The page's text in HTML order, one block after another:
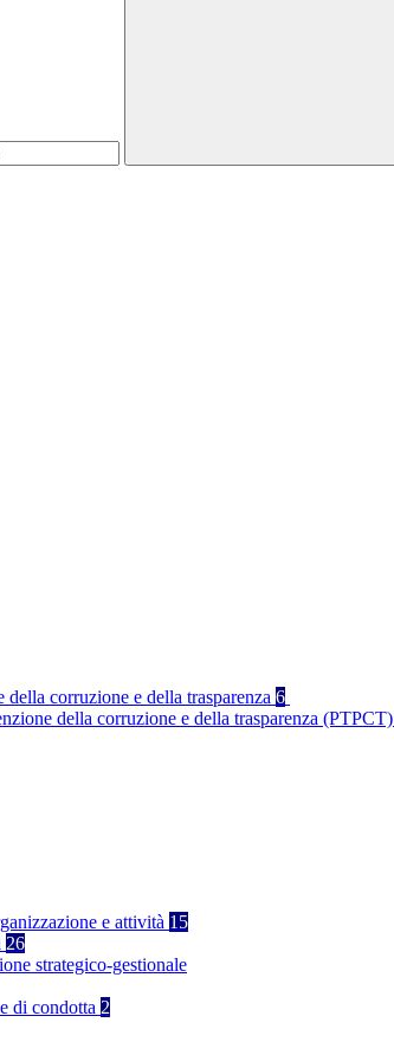
corruzione e della trasparenza 6
della corruzione e della trasparenza (PTPCT)
e attività 15
26
strategico-gestionale
di condotta 2